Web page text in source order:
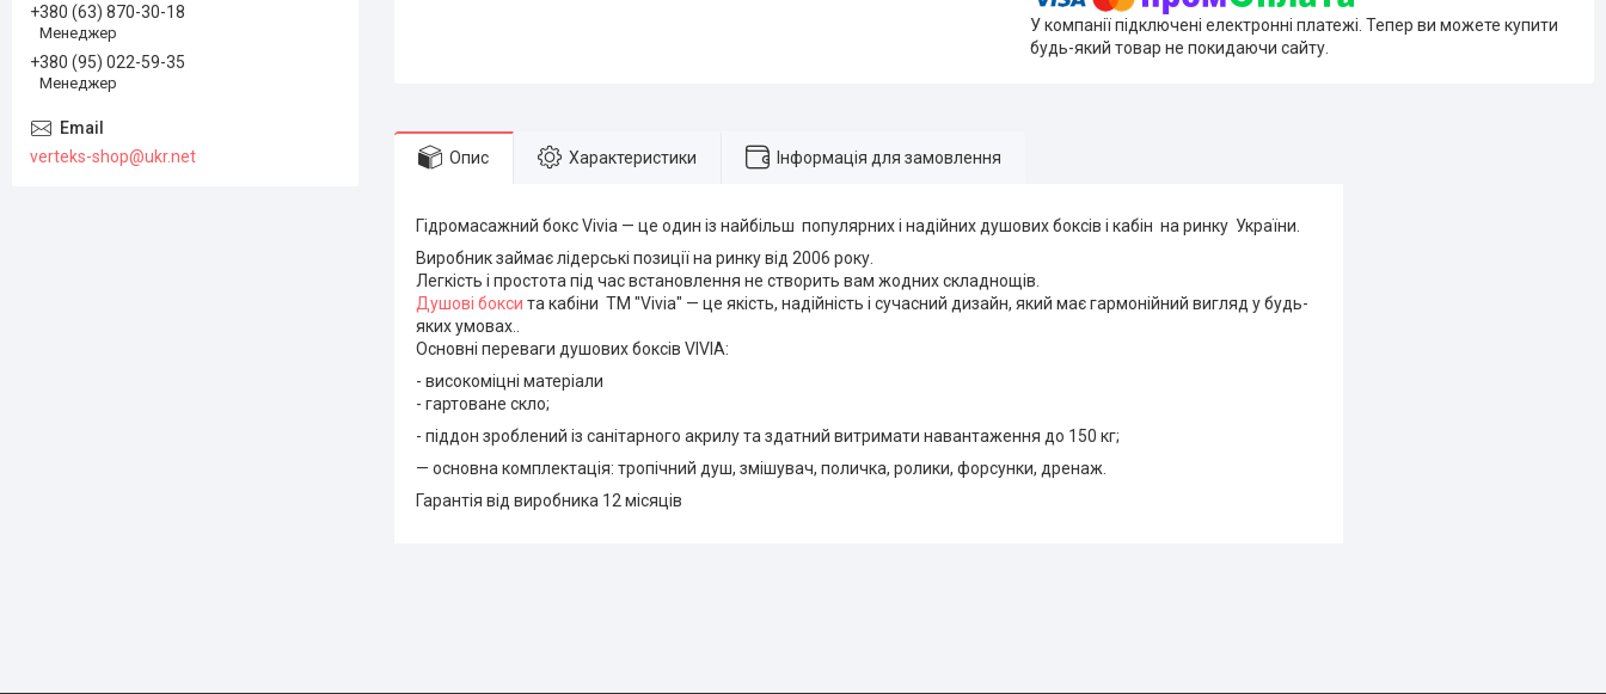
У компанії підключені електронні платежі. Тепер ви можете купити
будь-який товар не покидаючи сайту.
Опис Характеристики Інформація для замовлення
Гідромасажний бокс Vivia — це один із найбільш популярних і надійних душових боксів і кабін на ринку України.
Виробник займає лідерські позиції на ринку від 2006 року.
Легкість і простота під час встановлення не створить вам жодних складнощів.
Душові бокси та кабіни ТМ "Vivia" — це якість, надійність і сучасний дизайн, який має гармонійний вигляд у будь-
яких умовах..
Основні переваги душових боксів VIVIA:
- високоміцні матеріали
- гартоване скло;
- піддон зроблений із санітарного акрилу та здатний витримати навантаження до 150 кг;
— основна комплектація: тропічний душ, змішувач, поличка, ролики, форсунки, дренаж.
Гарантія від виробника 12 місяців
+380 (63) 870-30-18
Менеджер
+380 (95) 022-59-35
Менеджер
verteks-shop@ukr.net